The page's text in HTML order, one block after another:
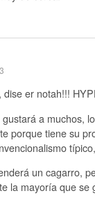
dise er notah!!!
a muchos,
porque tiene su
un cagarro,
la mayoría que se